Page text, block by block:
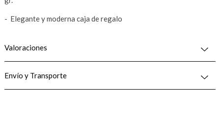
- Elegante y moderna caja de regalo
Valoraciones
Envío y Transporte